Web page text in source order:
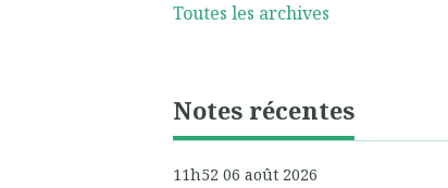
Toutes les archives
Notes récentes
11h52 06 août 2026